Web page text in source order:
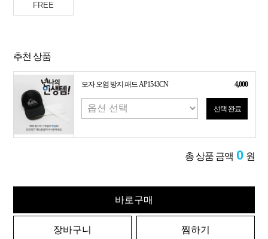
FREE
추천 상품
모자 오염 방지 패드 AP1543CN 4,000
선택 완료
총 상품 금액 0 원
바로구매
장바구니 찜하기